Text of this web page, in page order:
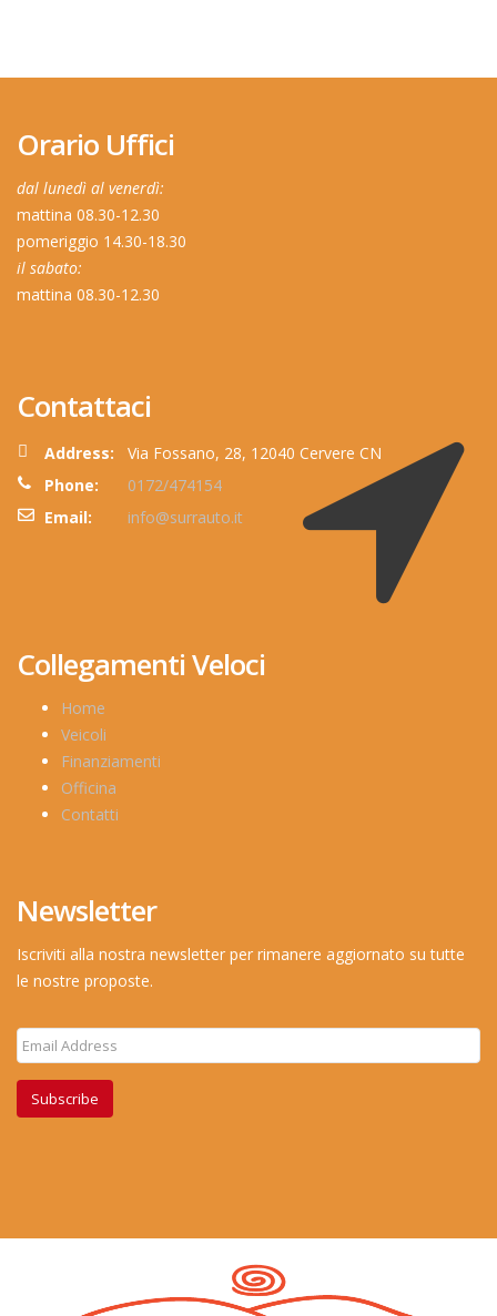
Orario Uffici
dal lunedì al venerdì:
mattina 08.30-12.30
pomeriggio 14.30-18.30
il sabato:
mattina 08.30-12.30
Contattaci
Address:
Via Fossano, 28, 12040 Cervere CN
Phone:
0172/474154
Email:
info@surrauto.it
Collegamenti Veloci
Home
Veicoli
Finanziamenti
Officina
Contatti
Newsletter
Iscriviti alla nostra newsletter per rimanere aggiornato su tutte
le nostre proposte.
Subscribe